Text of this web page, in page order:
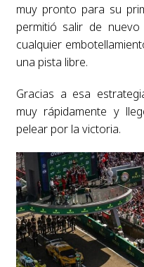
muy pronto para su
permitió salir de
cualquier
una pista libre.
Gracias a esa
muy rápidamente y
pelear por la victoria.